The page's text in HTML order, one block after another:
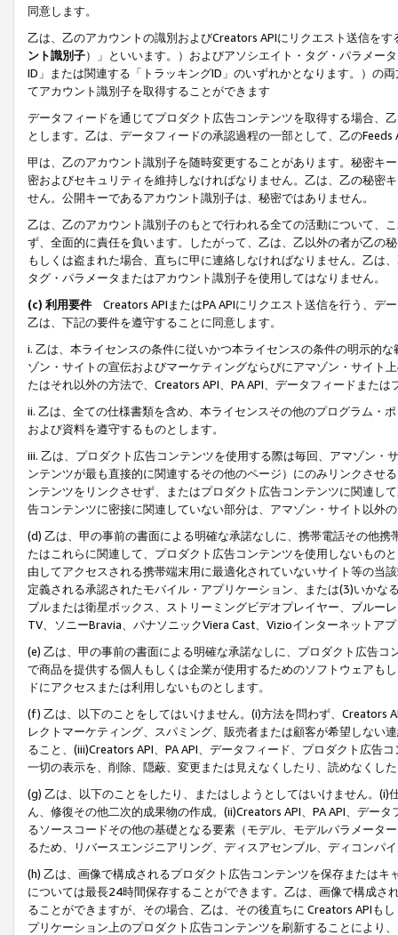
同意します。
乙は、乙のアカウントの識別およびCreators APIにリクエスト送信を
ント識別子）」といいます。）およびアソシエイト・タグ・パラメー
ID」または関連する「トラッキングID」のいずれかとなります。）の
てアカウント識別子を取得することができます
データフィードを通じてプロダクト広告コンテンツを取得する場合、
とします。乙は、データフィードの承認過程の一部として、乙の
甲は、乙のアカウント識別子を随時変更することがあります。秘密キ
密およびセキュリティを維持しなければなりません。乙は、乙の秘密
せん。公開キーであるアカウント識別子は、秘密ではありません。
乙は、乙のアカウント識別子のもとで行われる全ての活動について、
ず、全面的に責任を負います。したがって、乙は、乙以外の者が乙の
もしくは盗まれた場合、直ちに甲に連絡しなければなりません。乙は
タグ・パラメータまたはアカウント識別子を使用してはなりません。
(c) 利用要件 Creators APIまたはPA APIにリクエスト送信を行う、デ
乙は、下記の要件を遵守することに同意します。
i. 乙は、本ライセンスの条件に従いかつ本ライセンスの条件の明示的
ゾン・サイトの宣伝およびマーケティングならびにアマゾン・サイト
たはそれ以外の方法で、Creators API、PA API、データフィードまた
ii. 乙は、全ての仕様書類を含め、本ライセンスその他のプログラム・
および資料を遵守するものとします。
iii. 乙は、プロダクト広告コンテンツを使用する際は毎回、アマゾン
ンテンツが最も直接的に関連するその他のページ）にのみリンクさせ
ンテンツをリンクさせず、またはプロダクト広告コンテンツに関連し
告コンテンツに密接に関連していない部分は、アマゾン・サイト以外
(d) 乙は、甲の事前の書面による明確な承諾なしに、携帯電話その他
たはこれらに関連して、プロダクト広告コンテンツを使用しないもの
由してアクセスされる携帯端末用に最適化されていないサイト等の当
定義される承認されたモバイル・アプリケーション、または(3)いか
ブルまたは衛星ボックス、ストリーミングビデオプレイヤー、ブルー
TV、ソニーBravia、パナソニックViera Cast、Vizioインターネットア
(e) 乙は、甲の事前の書面による明確な承諾なしに、プロダクト広告
で商品を提供する個人もしくは企業が使用するためのソフトウェアも
ドにアクセスまたは利用しないものとします。
(f) 乙は、以下のことをしてはいけません。(i)方法を問わず、Creators
レクトマーケティング、スパミング、販売者または顧客が希望しない
ること、(iii)Creators API、PA API、データフィード、プロダクト広告
一切の表示を、削除、隠蔽、変更または見えなくしたり、読めなくし
(g) 乙は、以下のことをしたり、またはしようとしてはいけません。
ん、修復その他二次的成果物の作成。(ii)Creators API、PA API、デー
るソースコードその他の基礎となる要素（モデル、モデルパラメータ
るため、リバースエンジニアリング、ディスアセンブル、ディコンパ
(h) 乙は、画像で構成されるプロダクト広告コンテンツを保存または
については最長24時間保存することができます。乙は、画像で構成
ることができますが、その場合、乙は、その後直ちに Creators APIも
プリケーション上のプロダクト広告コンテンツを刷新することにより